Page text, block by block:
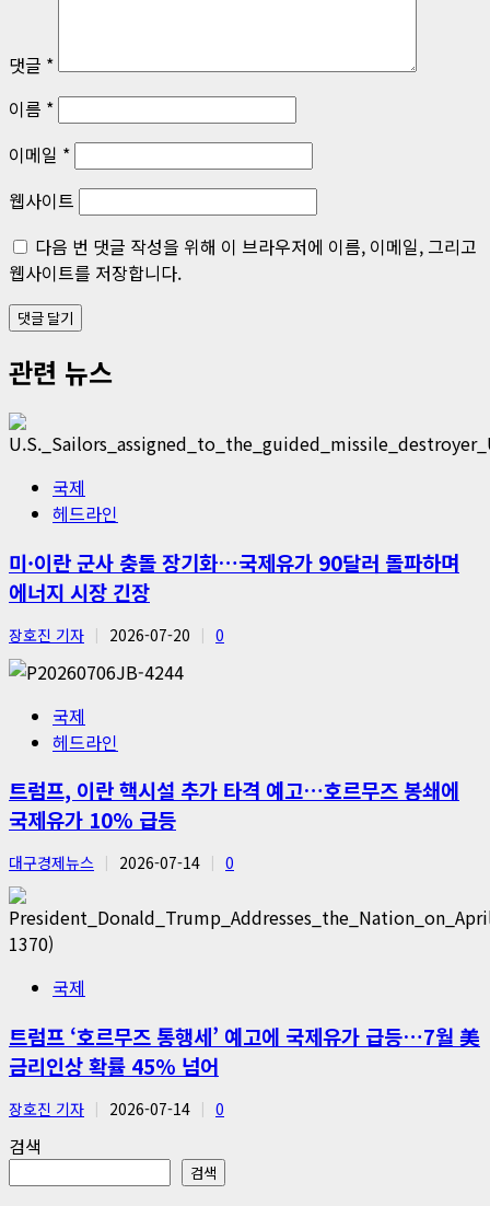
댓글 *
이름 *
이메일 *
웹사이트
다음 번 댓글 작성을 위해 이 브라우저에 이름, 이메일, 그리고
웹사이트를 저장합니다.
관련 뉴스
국제
헤드라인
미·이란 군사 충돌 장기화…국제유가 90달러 돌파하며
에너지 시장 긴장
장호진 기자 2026-07-20 0
국제
헤드라인
트럼프, 이란 핵시설 추가 타격 예고…호르무즈 봉쇄에
국제유가 10% 급등
대구경제뉴스 2026-07-14 0
국제
트럼프 ‘호르무즈 통행세’ 예고에 국제유가 급등…7월 美
금리인상 확률 45% 넘어
장호진 기자 2026-07-14 0
검색
검색